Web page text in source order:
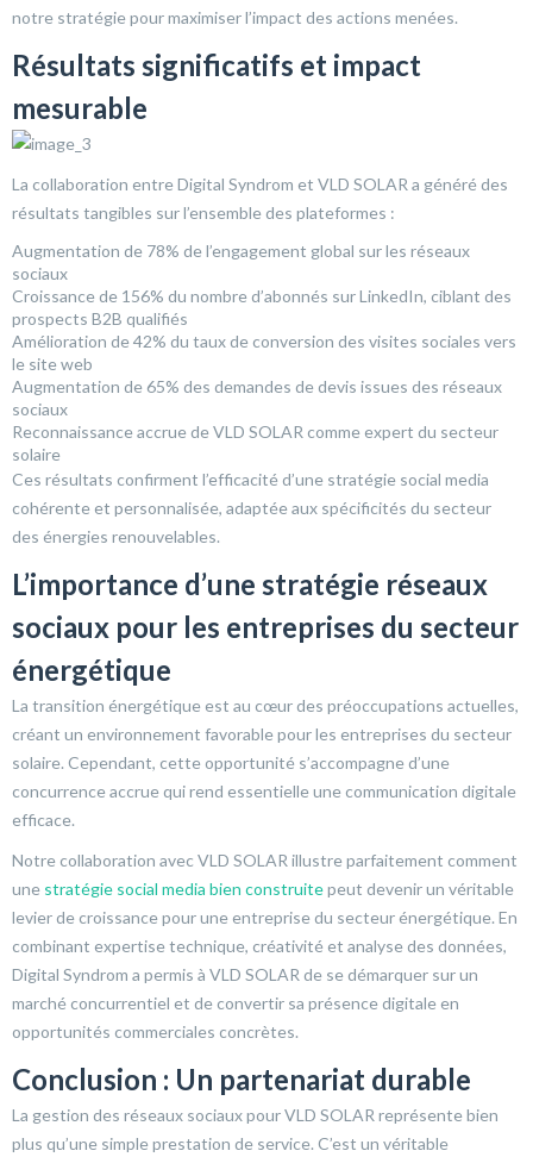
notre stratégie pour maximiser l’impact des actions menées.
Résultats significatifs et impact
mesurable
La collaboration entre Digital Syndrom et VLD SOLAR a généré des
résultats tangibles sur l’ensemble des plateformes :
Augmentation de 78% de l’engagement global sur les réseaux
sociaux
Croissance de 156% du nombre d’abonnés sur LinkedIn, ciblant des
prospects B2B qualifiés
Amélioration de 42% du taux de conversion des visites sociales vers
le site web
Augmentation de 65% des demandes de devis issues des réseaux
sociaux
Reconnaissance accrue de VLD SOLAR comme expert du secteur
solaire
Ces résultats confirment l’efficacité d’une stratégie social media
cohérente et personnalisée, adaptée aux spécificités du secteur
des énergies renouvelables.
L’importance d’une stratégie réseaux
sociaux pour les entreprises du secteur
énergétique
La transition énergétique est au cœur des préoccupations actuelles,
créant un environnement favorable pour les entreprises du secteur
solaire. Cependant, cette opportunité s’accompagne d’une
concurrence accrue qui rend essentielle une communication digitale
efficace.
Notre collaboration avec VLD SOLAR illustre parfaitement comment
une stratégie social media bien construitepeut devenir un véritable
levier de croissance pour une entreprise du secteur énergétique. En
combinant expertise technique, créativité et analyse des données,
Digital Syndrom a permis à VLD SOLAR de se démarquer sur un
marché concurrentiel et de convertir sa présence digitale en
opportunités commerciales concrètes.
Conclusion : Un partenariat durable
La gestion des réseaux sociaux pour VLD SOLAR représente bien
plus qu’une simple prestation de service. C’est un véritable